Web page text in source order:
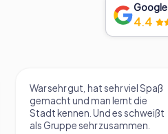
Google
4.4
War sehr gut, hat sehr viel Spaß
gemacht und man lernt die
Stadt kennen. Und es schweißt
als Gruppe sehr zusammen.